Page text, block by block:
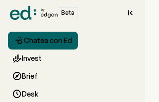
Beta 
 Chatea con Ed
Invest
Brief
Desk